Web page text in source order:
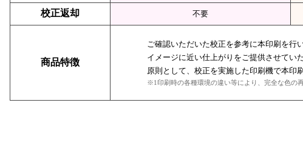
校正返却 不要
商品特徴
ご確認いただいた校正を参考に本印刷を行
イメージに近い仕上がりをご提供させてい
原則として、校正を実施した印刷機で本印
※1印刷時の各種環境の違い等により、完全な色の